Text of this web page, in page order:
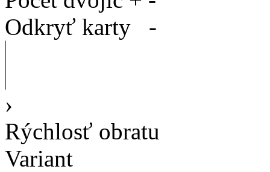
Odkryť karty
-
›
Rýchlosť obratu
Variant